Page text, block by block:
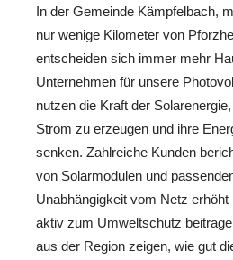
In der Gemeinde Kämpfelbach,
nur wenige Kilometer von
entscheiden sich immer mehr
Unternehmen für unsere
nutzen die Kraft der
Strom zu erzeugen und ihre
senken. Zahlreiche Kunden
von Solarmodulen und
Unabhängigkeit vom Netz
aktiv zum Umweltschutz
aus der Region zeigen, wie gut